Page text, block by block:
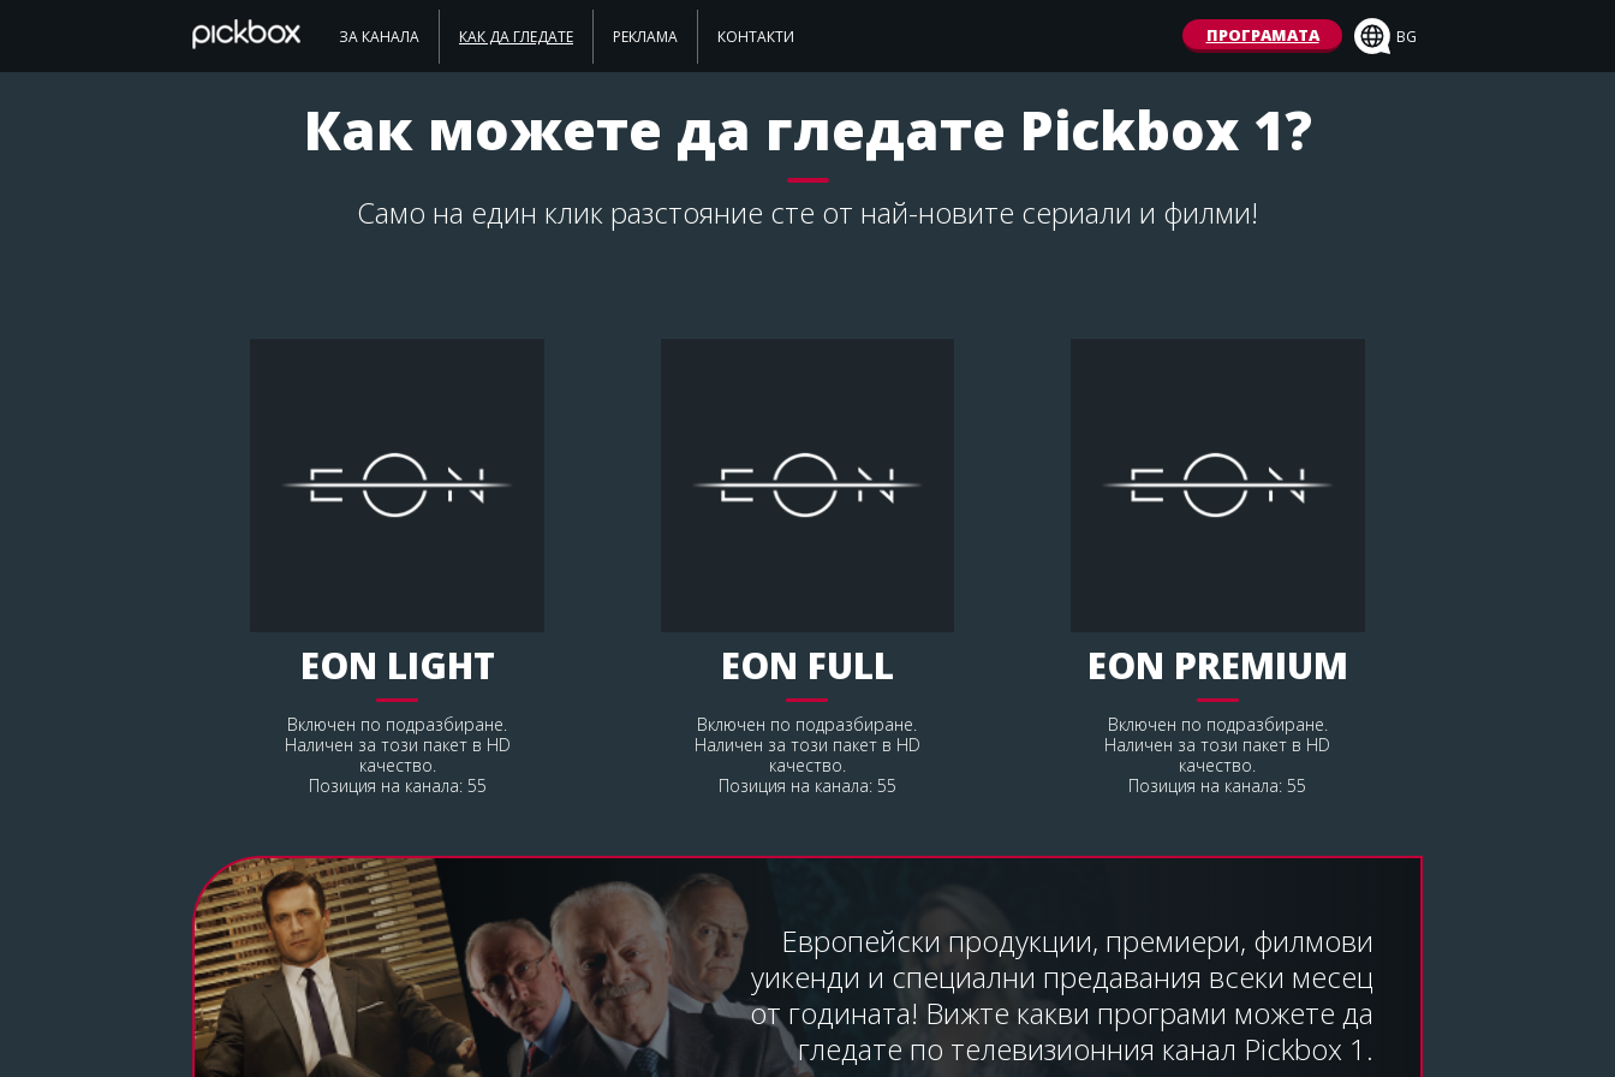
ЗА КАНАЛА КАК ДА ГЛЕДАТЕ РЕКЛАМА КОНТАКТИ ПРОГРАМАТА BG
Как можете да гледате Pickbox 1?
Само на един клик разстояние сте от най-новите сериали и филми!
EON LIGHT
Включен по подразбиране.
Наличен за този пакет в HD
качество.
Позиция на канала: 55
EON FULL
Включен по подразбиране.
Наличен за този пакет в HD
качество.
Позиция на канала: 55
EON PREMIUM
Включен по подразбиране.
Наличен за този пакет в HD
качество.
Позиция на канала: 55
Европейски продукции, премиери, филмови
уикенди и специални предавания всеки месец
от годината! Вижте какви програми можете да
гледате по телевизионния канал Pickbox 1.